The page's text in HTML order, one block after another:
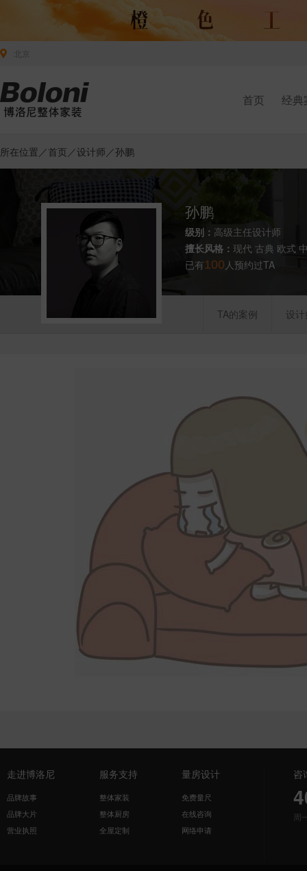
首页 经典
所在位置／首页 ／设计师 ／孙鹏
孙鹏
级别： 高级主任设计师
擅长风格： 现代 古典 欧式
已有100 人预约过TA
TA的案例 设
走进博洛尼
品牌故事
品牌大片
营业执照
服务支持
整体家装
整体厨房
全屋定制
量房设计
免费量尺
在线咨询
网络申请
咨
周